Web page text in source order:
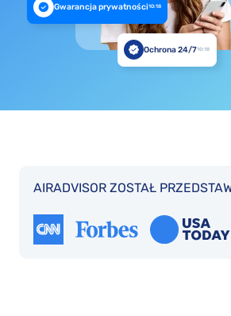
Gwarancja prywatności10:18
Ochrona 24/710:18
AIRADVISOR ZOSTAŁ